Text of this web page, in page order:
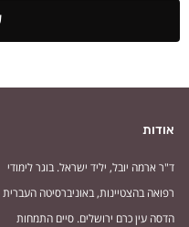
אודות
ד"ר ארמה יובל, יליד ישראל. בוגר לימודי
רפואה בהצטיינות, באוניברסיטה העברית
הדסה עין כרם ירושלים. סיים התמחות